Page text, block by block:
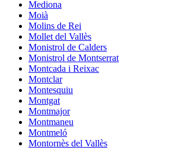
Mediona
Moià
Molins de Rei
Mollet del Vallès
Monistrol de Calders
Monistrol de Montserrat
Montcada i Reixac
Montclar
Montesquiu
Montgat
Montmajor
Montmaneu
Montmeló
Montornès del Vallès